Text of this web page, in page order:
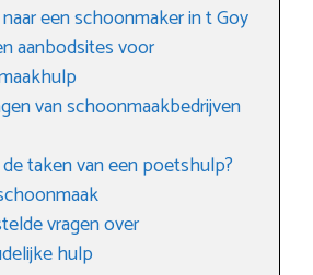
een schoonmaker in t Goy
aanbodsites voor
van schoonmaakbedrijven
taken van een poetshulp?
vragen over
hulp